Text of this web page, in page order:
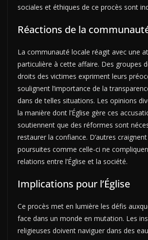
sociales et éthiques de ce procès sont
Réactions de la
La communauté locale réagit avec une
particulière à cette affaire. Des groupes
droits des victimes expriment leurs
soulignent l’importance de la
dans de telles situations. Les opinions
la manière dont l’Église gère ces
soutiennent que des réformes sont
restaurer la confiance. D’autres
poursuites comme celle-ci ne
relations entre l’Église et la société.
Implications pour l’Église
Ce procès met en lumière les défis
face dans un monde en mutation. Les
religieuses doivent naviguer dans des